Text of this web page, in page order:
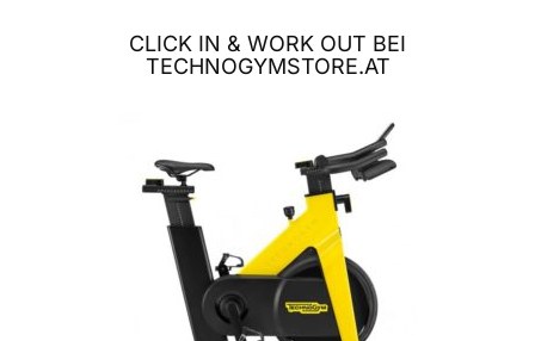
CLICK IN & WORK OUT BEI
TECHNOGYMSTORE.AT